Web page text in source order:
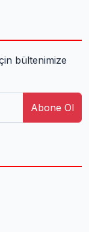
bültenimize
Abone Ol